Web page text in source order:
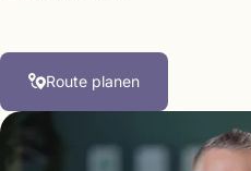
Route planen